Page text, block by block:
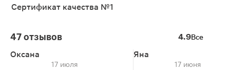
Сертификат качества №1
47 отзывов 4.9Все
Оксана
17 июля
Яна
17 июня